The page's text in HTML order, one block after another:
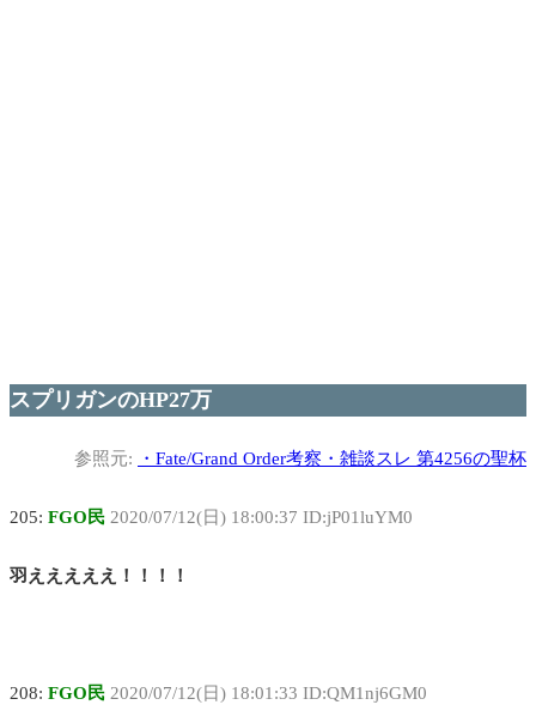
スプリガンのHP27万
参照元: ・ Fate/Grand Order考察・雑談スレ 第4256の聖杯
205: FGO民 2020/07/12(日) 18:00:37 ID:jP01luYM0
羽えええええ！！！！
208: FGO民 2020/07/12(日) 18:01:33 ID:QM1nj6GM0